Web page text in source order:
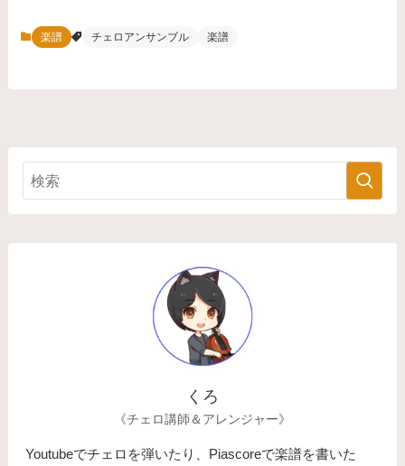
楽譜 チェロアンサンブル 楽譜
くろ
《チェロ講師＆アレンジャー》
Youtubeでチェロを弾いたり、Piascoreで楽譜を書いた